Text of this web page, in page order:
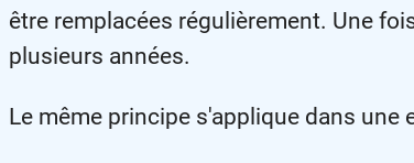
être remplacées régulièrement. Une
plusieurs années.
Le même principe s'applique dans une